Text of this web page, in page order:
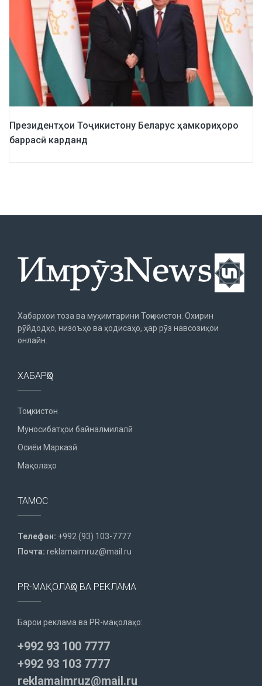
Президентҳои Тоҷикистону Беларус ҳамкориҳоро
баррасӣ карданд
Хабархои тоза ва муҳимтарини Тоҷикистон. Охирин
рӯйдодҳо, низоъҳо ва ҳодисаҳо, ҳар рӯз навсозиҳои
онлайн.
ХАБАРҲО
Тоҷикистон
Муносибатҳои байналмилалӣ
Осиёи Марказӣ
Мақолаҳо
ТАМОС
Телефон: +992 (93) 103-7777
Почта: reklamaimruz@mail.ru
PR-МАҚОЛАҲО ВА РЕКЛАМА
Барои реклама ва PR-мақолаҳо:
+992 93 100 7777
+992 93 103 7777
reklamaimruz@mail.ru